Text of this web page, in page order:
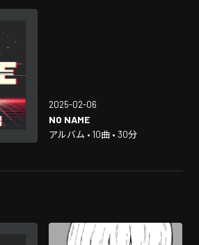
2025-02-06
NO NAME
アルバム • 10曲 • 30分